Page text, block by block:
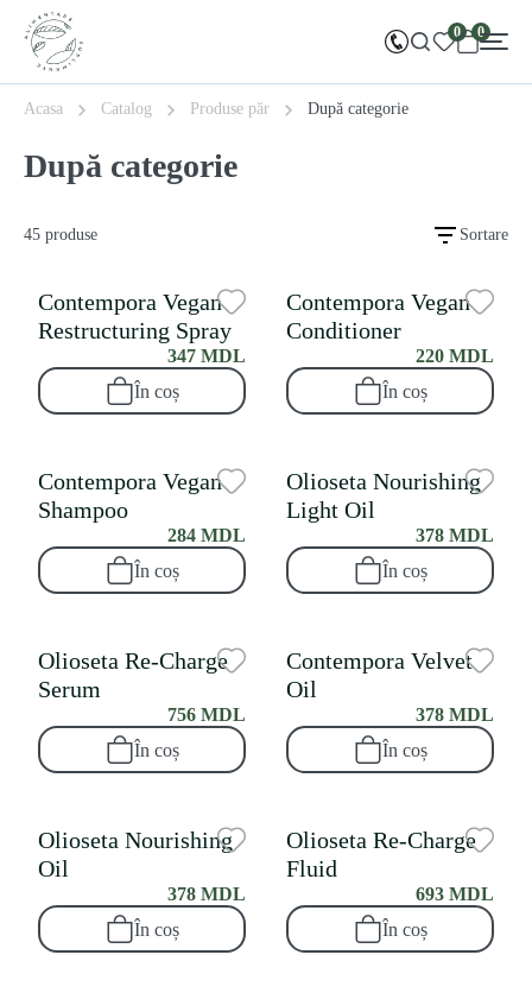
0 0
Acasa Catalog Produse păr După categorie
După categorie
45 produse Sortare
Contempora Vegan
Restructuring Spray
347 MDL
În coș
Contempora Vegan
Conditioner
220 MDL
În coș
Contempora Vegan
Shampoo
284 MDL
În coș
Olioseta Nourishing
Light Oil
378 MDL
În coș
Olioseta Re-Charge
Serum
756 MDL
În coș
Contempora Velvet
Oil
378 MDL
În coș
Olioseta Nourishing
Oil
378 MDL
În coș
Olioseta Re-Charge
Fluid
693 MDL
În coș